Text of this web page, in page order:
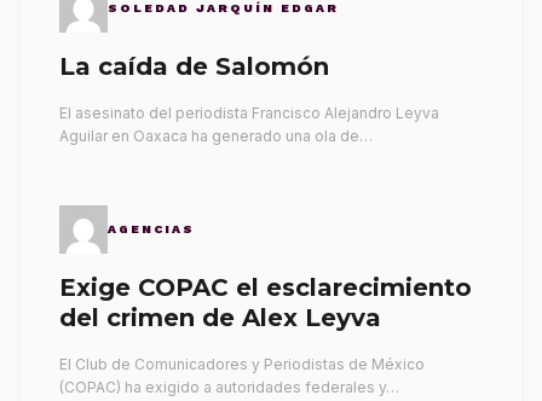
SOLEDAD JARQUÍN EDGAR
La caída de Salomón
El asesinato del periodista Francisco Alejandro Leyva
Aguilar en Oaxaca ha generado una ola de…
AGENCIAS
Exige COPAC el esclarecimiento
del crimen de Alex Leyva
El Club de Comunicadores y Periodistas de México
(COPAC) ha exigido a autoridades federales y…